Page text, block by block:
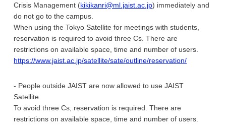
Crisis Management (kikikanri@ml.jaist.ac.jp) immediately and
do not go to the campus.
When using the Tokyo Satellite for meetings with students,
reservation is required to avoid three Cs. There are
restrictions on available space, time and number of users.
https://www.jaist.ac.jp/satellite/sate/outline/reservation/
- People outside JAIST are now allowed to use JAIST
Satellite.
To avoid three Cs, reservation is required. There are
restrictions on available space, time and number of users.